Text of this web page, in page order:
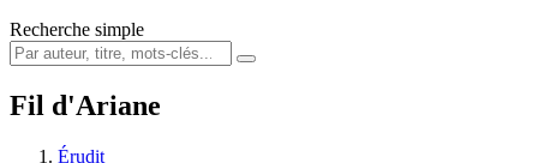
Recherche simple
Fil d'Ariane
Érudit